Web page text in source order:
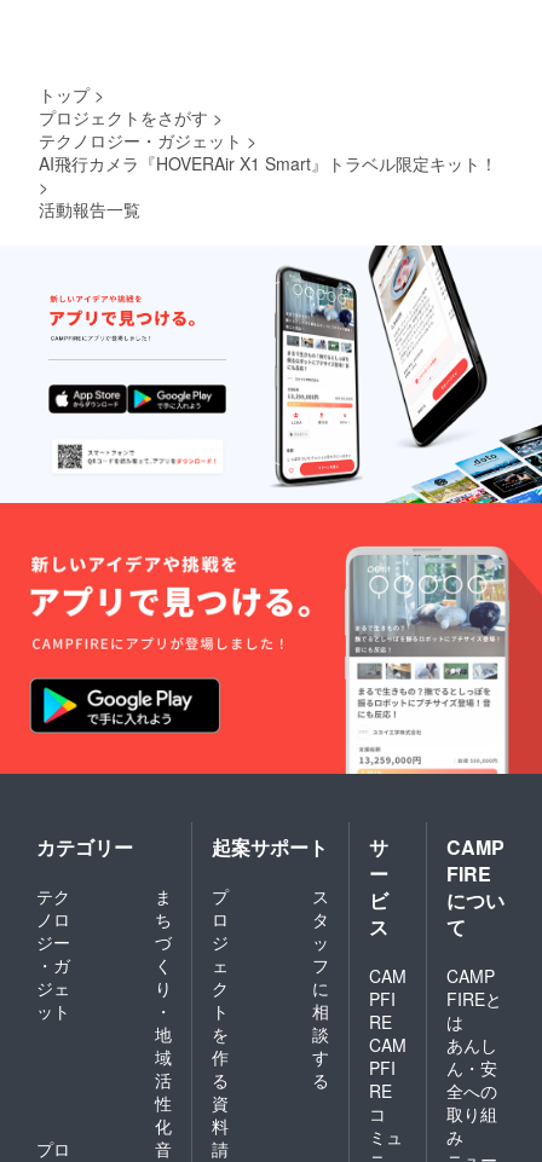
ラ
WEBラ
イター
として
活動。
これま
でに400
本以上
のカメ
ラ・写
真関連
の記事
筆。
「CP+2
＆トー
ク登
壇。 ご
注意：
・1枚の
チケッ
トは1回
のイベ
ントに
のみご
ただけ
チケッ
トは1人
しか使
用でき
ませ
ん。 ・
場所：
T-SITE
〒
150-
0033
東京都
渋谷区
猿楽町
16-15
チェッ
帯用扇
風機＋
＋オリ
ジナル
傘）
2024年
5月28日
（火曜
日）
HOVER
Air ロー
ンチVIP
イベン
トへの
チケッ
ト 場
DAIKA
NYAMA
T-SITE
GARDE
N
GALLE
RY（〒
150-
0033 渋
楽町17-
5） 時
間： 第
14時30
分開
始、16
時終了
第２
部 17
時30分
終了
トップ >
プロジェクトをさがす >
テクノロジー・ガジェット >
AI飛行カメラ『HOVERAir X1 Smart』トラベル限定キット！
>
活動報告一覧
カテゴリー
テク
ノロ
ジー
・ガ
ジェ
ット
ま
ち
づ
く
り
・
地
域
活
性
化
プロ
音
起案サポート
プ
ロ
ジ
ェ
ク
ト
を
作
る
ス
タ
ッ
フ
に
相
談
す
る
資
料
請
サ
ー
ビ
ス
CAM
PFI
RE
CAM
PFI
RE
コ
ミュ
CAMP
FIRE
につい
て
CAMP
FIREと
は
あんし
ん・安
全への
取り組
み